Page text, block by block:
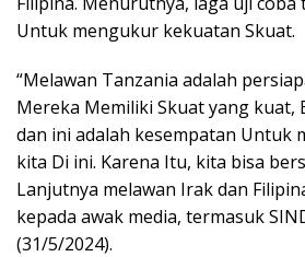
Untuk mengukur kekuatan Skuat.
“Melawan Tanzania adalah
Mereka Memiliki Skuat yang kuat,
dan ini adalah kesempatan Untuk
kita Di ini. Karena Itu, kita bisa
Lanjutnya melawan Irak dan
kepada awak media, termasuk
(31/5/2024).